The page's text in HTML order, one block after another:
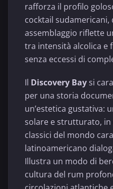
rafforza il profilo
cocktail
assemblaggio riflette
tra intensità alcolica e
senza eccessi di
Il Discovery Bay si
per una storia
un’estetica gustativa:
solare e strutturato,
classici del mondo
latinoamericano
Illustra un modo di
cultura del rum